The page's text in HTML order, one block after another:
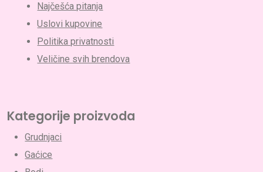
Najčešća pitanja
Uslovi kupovine
Politika privatnosti
Veličine svih brendova
Kategorije proizvoda
Grudnjaci
Gaćice